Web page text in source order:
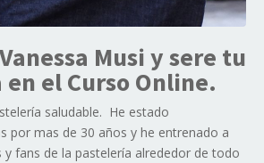
Musi y sere tu
el Curso Online.
saludable. He estado
por mas de 30 años y he entrenado a
y fans de la pastelería alrededor de todo